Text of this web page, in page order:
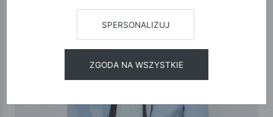
SPERSONALIZUJ
ZGODA NA WSZYSTKIE